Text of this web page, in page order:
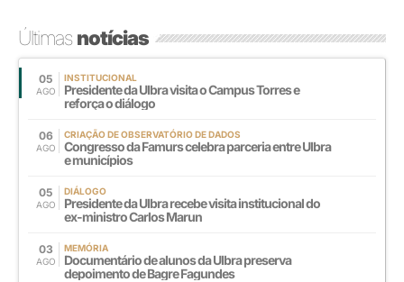
Últimasnotícias
05
AGO
INSTITUCIONAL
Presidente da Ulbra visita o Campus Torres e
reforça o diálogo
06
AGO
CRIAÇÃO DE OBSERVATÓRIO DE DADOS
Congresso da Famurs celebra parceria entre Ulbra
e municípios
05
AGO
DIÁLOGO
Presidente da Ulbra recebe visita institucional do
ex-ministro Carlos Marun
03
AGO
MEMÓRIA
Documentário de alunos da Ulbra preserva
depoimento de Bagre Fagundes